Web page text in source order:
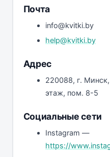
Почта
info@kvitki.by
help@kvitki.by
Адрес
220088, г.
этаж, пом. 8-5
Социальные сети
Instagram —
https://